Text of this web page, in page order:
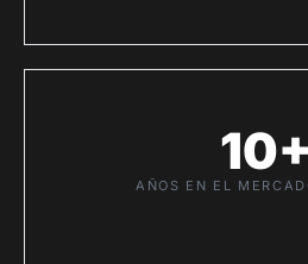
10+
AÑOS EN EL